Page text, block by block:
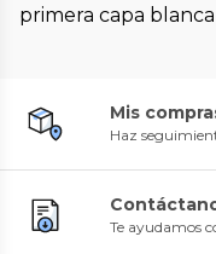
primera capa blanca
Mis
Haz
Te ayudamos